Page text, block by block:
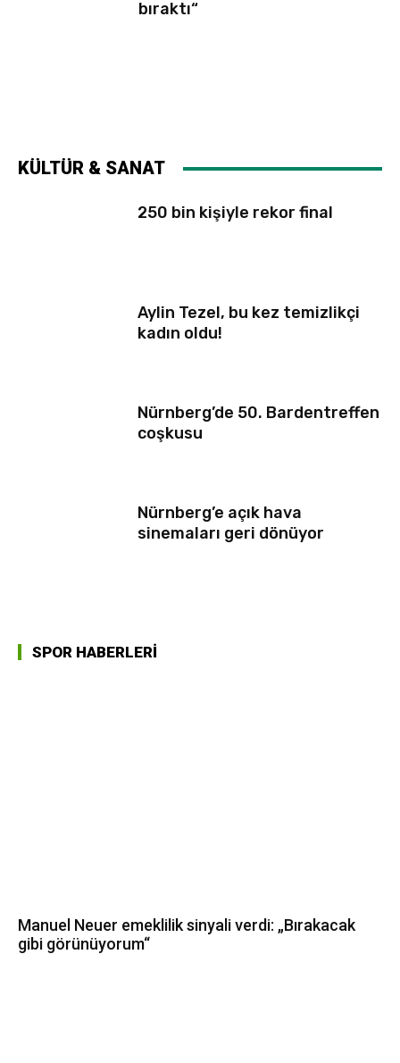
bıraktı“
KÜLTÜR & SANAT
250 bin kişiyle rekor final
Aylin Tezel, bu kez temizlikçi
kadın oldu!
Nürnberg’de 50. Bardentreffen
coşkusu
Nürnberg’e açık hava
sinemaları geri dönüyor
SPOR HABERLERİ
Manuel Neuer emeklilik sinyali verdi: „Bırakacak
gibi görünüyorum“